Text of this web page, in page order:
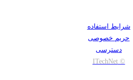
شرایط استفاده
حریم خصوصی
دسترسی
© ITechNet